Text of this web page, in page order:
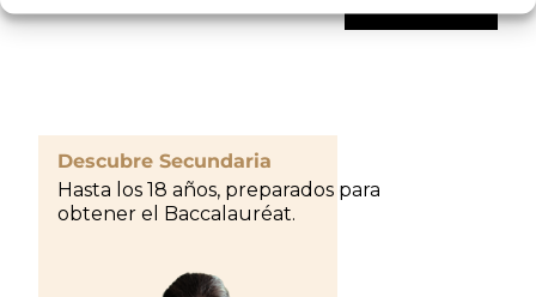
Descubre Secundaria
Hasta los 18 años, preparados para
obtener el Baccalauréat.